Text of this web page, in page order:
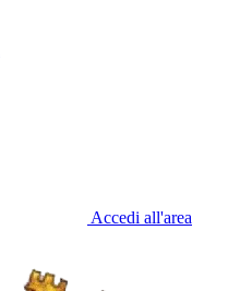
Accedi all'area